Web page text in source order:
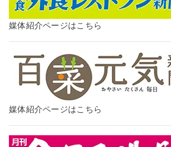
媒体紹介ページはこちら
媒体紹介ページはこちら